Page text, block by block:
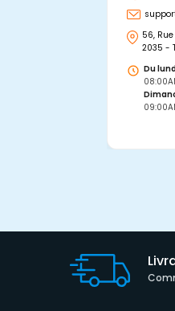
56,
2035 -
Du